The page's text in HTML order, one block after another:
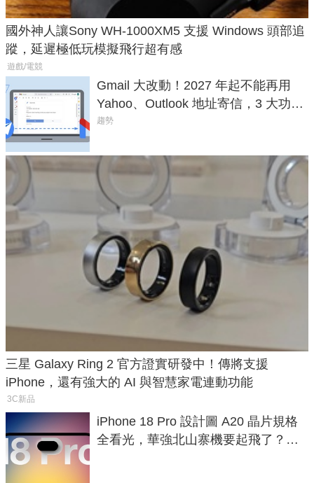
國外神人讓Sony WH-1000XM5 支援 Windows 頭部追
蹤，延遲極低玩模擬飛行超有感
遊戲/電競
Gmail 大改動！2027 年起不能再用
Yahoo、Outlook 地址寄信，3 大功能
將停用
趨勢
三星 Galaxy Ring 2 官方證實研發中！傳將支援
iPhone，還有強大的 AI 與智慧家電連動功能
3C新品
iPhone 18 Pro 設計圖 A20 晶片規格
全看光，華強北山寨機要起飛了？專